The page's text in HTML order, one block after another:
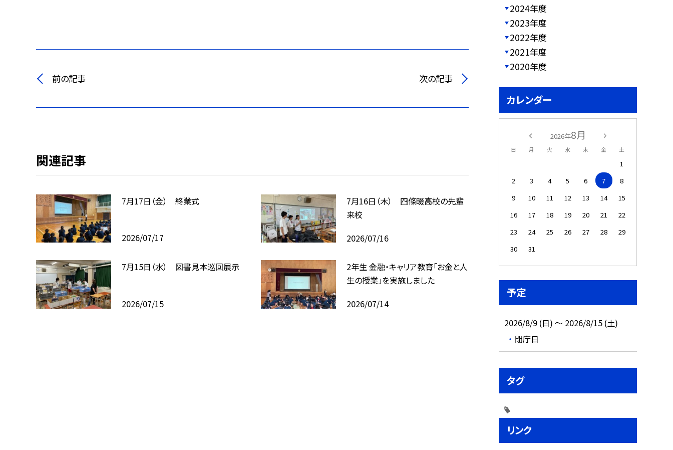
前の記事 次の記事
関連記事
7月17日（金） 終業式
2026/07/17
7月16日（木） 四條畷高校の先輩
来校
2026/07/16
7月15日（水） 図書見本巡回展示
2026/07/15
2年生 金融・キャリア教育「お金と人
生の授業」を実施しました
2026/07/14
2024年度
2023年度
2022年度
2021年度
2020年度
カレンダー
2026年8月
日 月 火 水 木 金 土
1
2
3 4 5 6 7
8
9
10 11 12 13 14
15
16
17 18 19 20 21
22
23
24 25 26 27 28
29
30
31
予定
2026/8/9 (日) ～ 2026/8/15 (土)
閉庁日
タグ
リンク